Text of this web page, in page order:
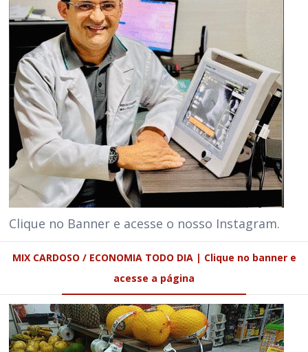
Clique no Banner e acesse o nosso Instagram.
MIX CARDOSO / ECONOMIA TODO DIA | Clique no banner e
acesse a página